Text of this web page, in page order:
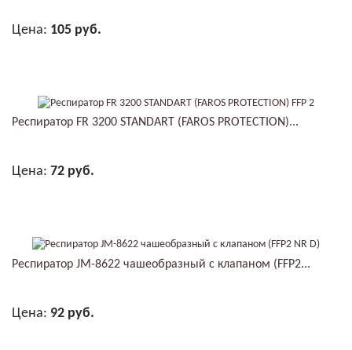
Цена: 105 руб.
Респиратор FR 3200 STANDART (FAROS PROTECTION)...
Цена: 72 руб.
Респиратор JM-8622 чашеобразный с клапаном (FFP2...
Цена: 92 руб.